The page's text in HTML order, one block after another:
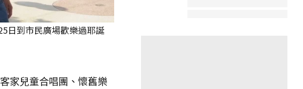
日到市民廣場歡樂過耶誕
家兒童合唱團、懷舊樂